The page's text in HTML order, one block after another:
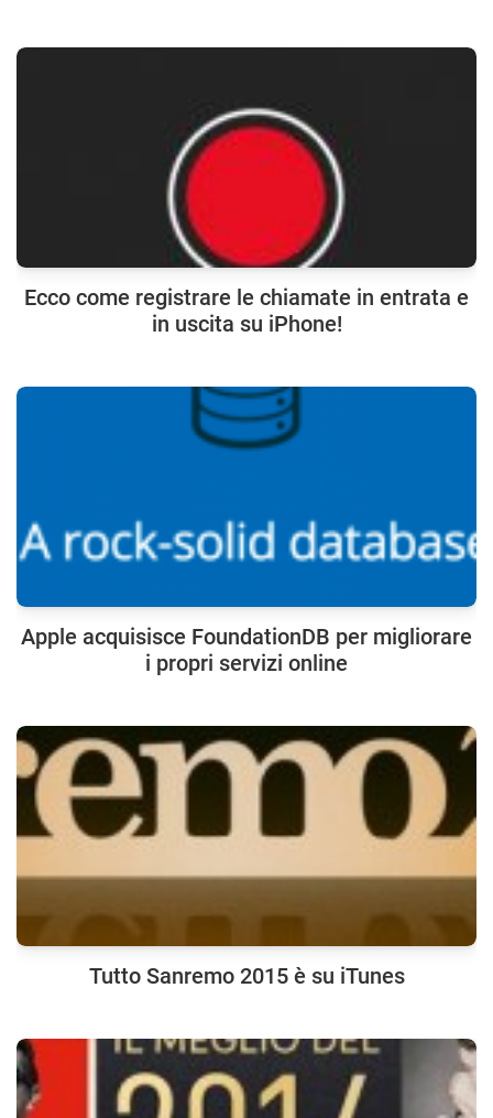
Ecco come registrare le chiamate in entrata e
in uscita su iPhone!
Apple acquisisce FoundationDB per migliorare
i propri servizi online
Tutto Sanremo 2015 è su iTunes